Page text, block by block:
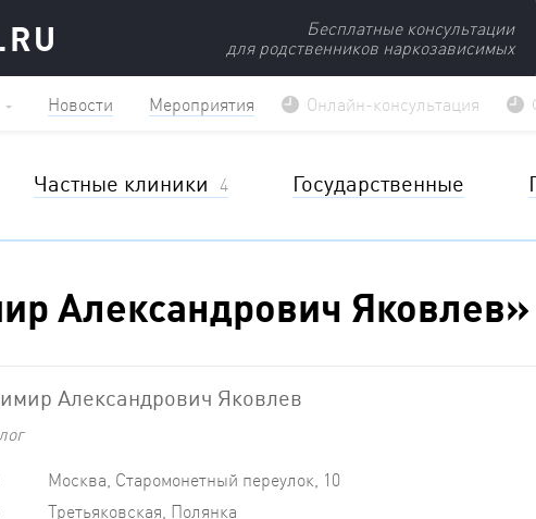
Бесплатные консультации
для родственников наркозависимых
Новости Мероприятия Онлайн-консультация
Частные клиники 4 Государственные
Александрович Яковлев»
Александрович Яковлев
Москва, Старомонетный переулок, 10
Третьяковская, Полянка